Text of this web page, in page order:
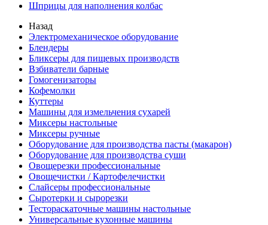
Шприцы для наполнения колбас
Назад
Электромеханическое оборудование
Блендеры
Бликсеры для пищевых производств
Взбиватели барные
Гомогенизаторы
Кофемолки
Куттеры
Машины для измельчения сухарей
Миксеры настольные
Миксеры ручные
Оборудование для производства пасты (макарон)
Оборудование для производства суши
Овощерезки профессиональные
Овощечистки / Картофелечистки
Слайсеры профессиональные
Сыротерки и сырорезки
Тестораскаточные машины настольные
Универсальные кухонные машины